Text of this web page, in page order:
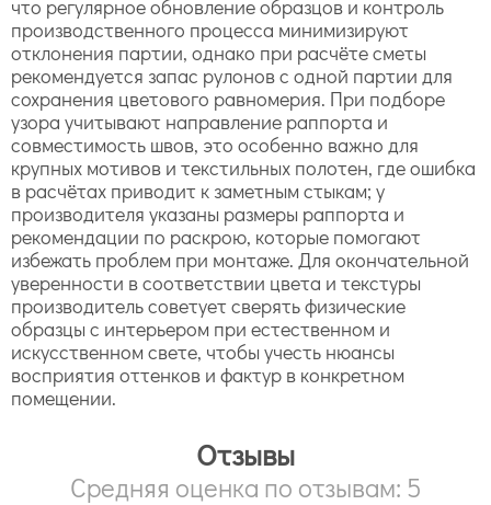
что регулярное обновление образцов и контроль
производственного процесса минимизируют
отклонения партии, однако при расчёте сметы
рекомендуется запас рулонов с одной партии для
сохранения цветового равномерия. При подборе
узора учитывают направление раппорта и
совместимость швов, это особенно важно для
крупных мотивов и текстильных полотен, где ошибка
в расчётах приводит к заметным стыкам; у
производителя указаны размеры раппорта и
рекомендации по раскрою, которые помогают
избежать проблем при монтаже. Для окончательной
уверенности в соответствии цвета и текстуры
производитель советует сверять физические
образцы с интерьером при естественном и
искусственном свете, чтобы учесть нюансы
восприятия оттенков и фактур в конкретном
помещении.
Отзывы
Средняя оценка по отзывам: 5